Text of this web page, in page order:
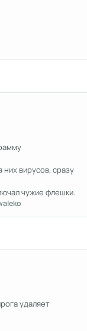
вирусов, сразу
чужие флешки.
удаляет